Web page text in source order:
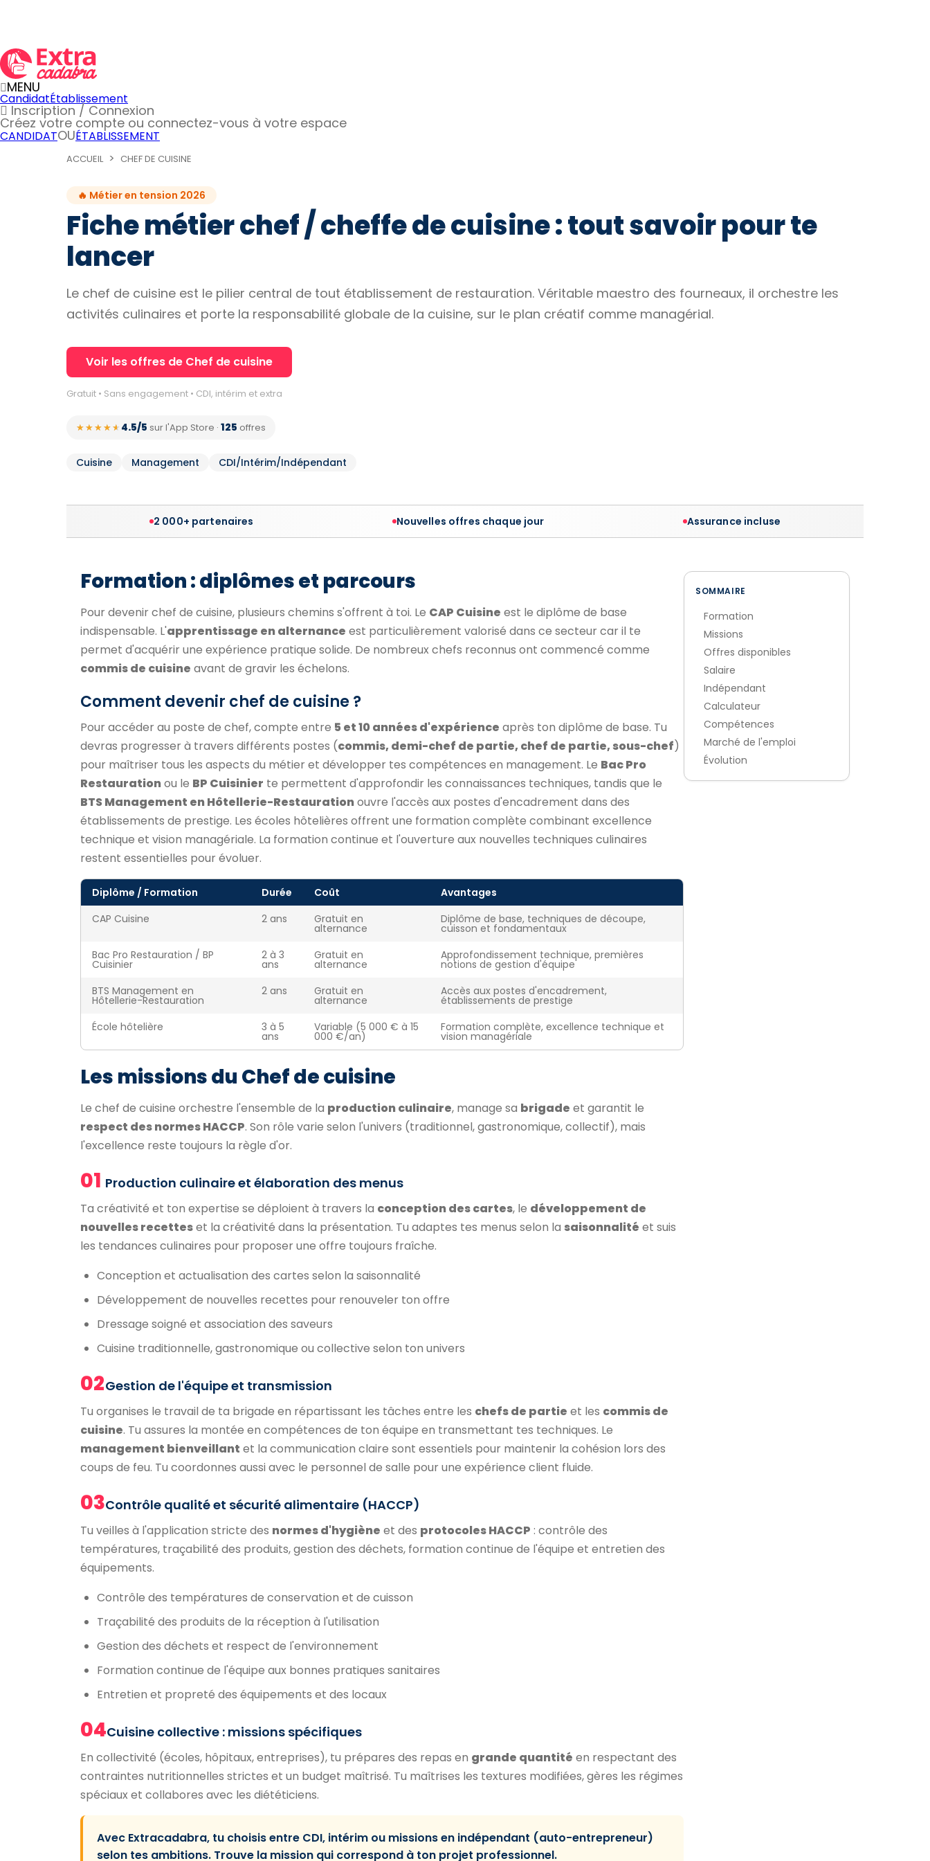
MENU
CandidatÉtablissement
Inscription / Connexion
Créez votre compte ou connectez-vous à votre espace
CANDIDATOUÉTABLISSEMENT
ACCUEIL CHEF DE CUISINE
🔥 Métier en tension 2026
Fiche métier chef / cheffe de cuisine : tout savoir pour te
lancer
Le chef de cuisine est le pilier central de tout établissement de restauration. Véritable maestro des fourneaux, il orchestre les
activités culinaires et porte la responsabilité globale de la cuisine, sur le plan créatif comme managérial.
Voir les offres de Chef de cuisine
Gratuit • Sans engagement • CDI, intérim et extra
★★★★★
★★★★★ 4.5/5 sur l'App Store · 125 offres
Cuisine Management CDI/Intérim/Indépendant
2 000+ partenaires Nouvelles offres chaque jour Assurance incluse
Formation : diplômes et parcours
Pour devenir chef de cuisine, plusieurs chemins s'offrent à toi. Le CAP Cuisine est le diplôme de base
indispensable. L'apprentissage en alternance est particulièrement valorisé dans ce secteur car il te
permet d'acquérir une expérience pratique solide. De nombreux chefs reconnus ont commencé comme
commis de cuisine avant de gravir les échelons.
Comment devenir chef de cuisine ?
Pour accéder au poste de chef, compte entre 5 et 10 années d'expérience après ton diplôme de base. Tu
devras progresser à travers différents postes (commis, demi-chef de partie, chef de partie, sous-chef)
pour maîtriser tous les aspects du métier et développer tes compétences en management. Le Bac Pro
Restaurationou le BP Cuisinier te permettent d'approfondir les connaissances techniques, tandis que le
BTS Management en Hôtellerie-Restaurationouvre l'accès aux postes d'encadrement dans des
établissements de prestige. Les écoles hôtelières offrent une formation complète combinant excellence
technique et vision managériale. La formation continue et l'ouverture aux nouvelles techniques culinaires
restent essentielles pour évoluer.
Diplôme / Formation Durée Coût
Avantages
CAP Cuisine
2 ans Gratuit en
alternance
Diplôme de base, techniques de découpe,
cuisson et fondamentaux
Bac Pro Restauration / BP
Cuisinier
2 à 3
ans
Gratuit en
alternance
Approfondissement technique, premières
notions de gestion d'équipe
BTS Management en
Hôtellerie-Restauration
2 ans Gratuit en
alternance
Accès aux postes d'encadrement,
établissements de prestige
École hôtelière
3 à 5
ans
Variable (5 000 € à 15
000 €/an)
Formation complète, excellence technique et
vision managériale
Les missions du Chef de cuisine
Le chef de cuisine orchestre l'ensemble de la production culinaire, manage sa brigade et garantit le
respect des normes HACCP. Son rôle varie selon l'univers (traditionnel, gastronomique, collectif), mais
l'excellence reste toujours la règle d'or.
01 Production culinaire et élaboration des menus
Ta créativité et ton expertise se déploient à travers la conception des cartes, le développement de
nouvelles recetteset la créativité dans la présentation. Tu adaptes tes menus selon la saisonnalité et suis
les tendances culinaires pour proposer une offre toujours fraîche.
Conception et actualisation des cartes selon la saisonnalité
Développement de nouvelles recettes pour renouveler ton offre
Dressage soigné et association des saveurs
Cuisine traditionnelle, gastronomique ou collective selon ton univers
02Gestion de l'équipe et transmission
Tu organises le travail de ta brigade en répartissant les tâches entre les chefs de partie et les commis de
cuisine. Tu assures la montée en compétences de ton équipe en transmettant tes techniques. Le
management bienveillant et la communication claire sont essentiels pour maintenir la cohésion lors des
coups de feu. Tu coordonnes aussi avec le personnel de salle pour une expérience client fluide.
03Contrôle qualité et sécurité alimentaire (HACCP)
Tu veilles à l'application stricte des normes d'hygiène et des protocoles HACCP : contrôle des
températures, traçabilité des produits, gestion des déchets, formation continue de l'équipe et entretien des
équipements.
Contrôle des températures de conservation et de cuisson
Traçabilité des produits de la réception à l'utilisation
Gestion des déchets et respect de l'environnement
Formation continue de l'équipe aux bonnes pratiques sanitaires
Entretien et propreté des équipements et des locaux
04Cuisine collective : missions spécifiques
En collectivité (écoles, hôpitaux, entreprises), tu prépares des repas en grande quantité en respectant des
contraintes nutritionnelles strictes et un budget maîtrisé. Tu maîtrises les textures modifiées, gères les régimes
spéciaux et collabores avec les diététiciens.
Avec Extracadabra, tu choisis entre CDI, intérim ou missions en indépendant (auto-entrepreneur)
selon tes ambitions. Trouve la mission qui correspond à ton projet professionnel.
SOMMAIRE
Formation
Missions
Offres disponibles
Salaire
Indépendant
Calculateur
Compétences
Marché de l'emploi
Évolution